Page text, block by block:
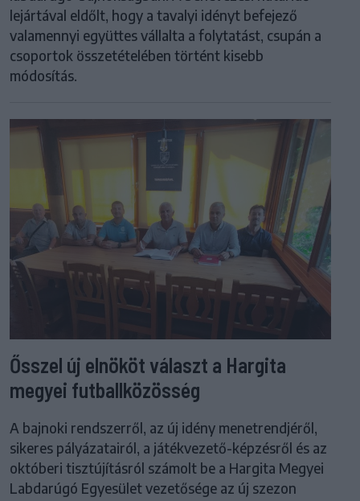
lejártával eldőlt, hogy a tavalyi idényt befejező
valamennyi együttes vállalta a folytatást, csupán a
csoportok összetételében történt kisebb
módosítás.
Ősszel új elnököt választ a Hargita
megyei futballközösség
A bajnoki rendszerről, az új idény menetrendjéről,
sikeres pályázatairól, a játékvezető-képzésről és az
októberi tisztújításról számolt be a Hargita Megyei
Labdarúgó Egyesület vezetősége az új szezon